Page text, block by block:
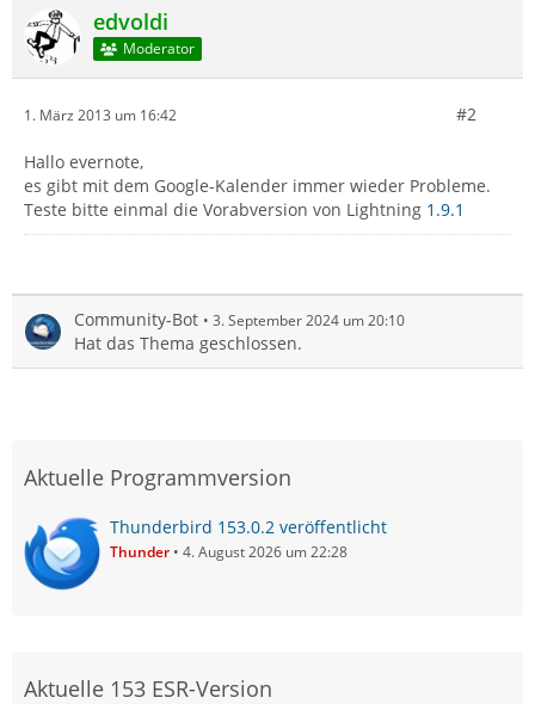
edvoldi
Moderator
1. März 2013 um 16:42 #2
Hallo evernote,
es gibt mit dem Google-Kalender immer wieder Probleme.
Teste bitte einmal die Vorabversion von Lightning 1.9.1
Community-Bot 3. September 2024 um 20:10
Hat das Thema geschlossen.
Aktuelle Programmversion
Thunderbird 153.0.2 veröffentlicht
Thunder 4. August 2026 um 22:28
Aktuelle 153 ESR-Version